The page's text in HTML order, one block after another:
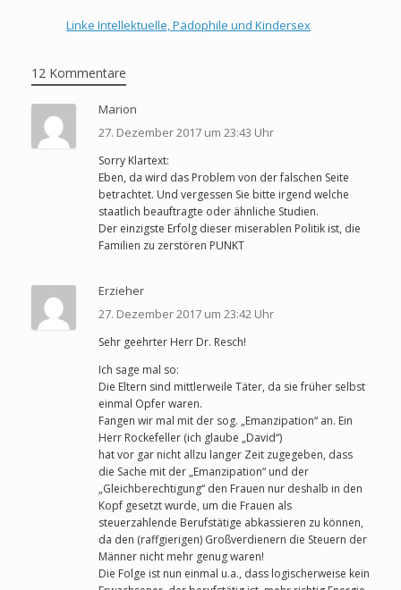
Linke Intellektuelle, Pädophile und Kindersex
12 Kommentare
Marion
27. Dezember 2017 um 23:43 Uhr
Sorry Klartext:
Eben, da wird das Problem von der falschen Seite
betrachtet. Und vergessen Sie bitte irgend welche
staatlich beauftragte oder ähnliche Studien.
Der einzigste Erfolg dieser miserablen Politik ist, die
Familien zu zerstören PUNKT
Erzieher
27. Dezember 2017 um 23:42 Uhr
Sehr geehrter Herr Dr. Resch!
Ich sage mal so:
Die Eltern sind mittlerweile Täter, da sie früher selbst
einmal Opfer waren.
Fangen wir mal mit der sog. „Emanzipation“ an. Ein
Herr Rockefeller (ich glaube „David“)
hat vor gar nicht allzu langer Zeit zugegeben, dass
die Sache mit der „Emanzipation“ und der
„Gleichberechtigung“ den Frauen nur deshalb in den
Kopf gesetzt wurde, um die Frauen als
steuerzahlende Berufstätige abkassieren zu können,
da den (raffgierigen) Großverdienern die Steuern der
Männer nicht mehr genug waren!
Die Folge ist nun einmal u.a., dass logischerweise kein